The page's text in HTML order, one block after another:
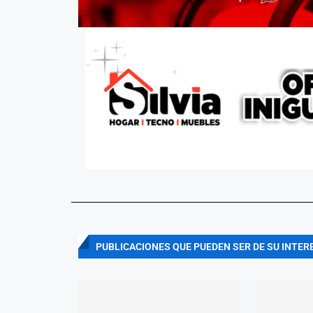
PUBLICACIONES QUE PUEDEN SER DE SU